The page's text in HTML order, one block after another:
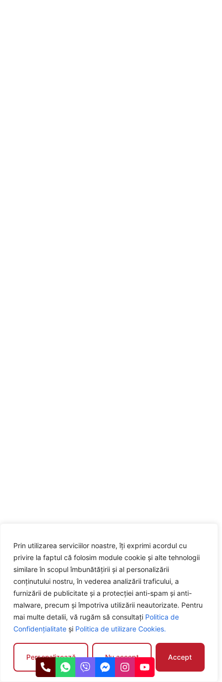
Prin utilizarea serviciilor noastre, îți exprimi acordul cu
privire la faptul că folosim module cookie și alte tehnologii
similare în scopul îmbunătățirii și al personalizării
conținutului nostru, în vederea analizării traficului, a
furnizării de publicitate și a protecției anti-spam și anti-
malware, precum și împotriva utilizării neautorizate. Pentru
mai multe detalii, vă rugăm să consultați Politica de
Confidențialitate și Politica de utilizare Cookies.
Personalizează Nu accept Accept